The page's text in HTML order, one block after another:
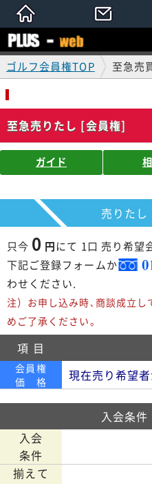
ゴルフ会員権TOP 至急売
至急売りたし [会員権]
ガイド
売りたし
只今 0 円にて 1口 売り希望
下記ご登録フォームか
わせください.
注）お申し込み時､商談成立
めご了承ください。
項 目
会員権
価 格
現在売り希望
入会条
入会
条件
揃えて